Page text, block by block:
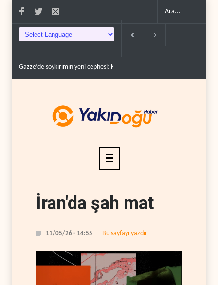
Devrim Lideri ve Pizişkiyan’dan kritik görüşme..
İran'da şah mat
11/05/26 - 14:55 Bu sayfayı yazdır